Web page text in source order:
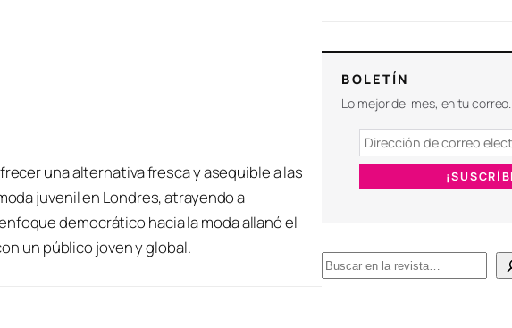
una alternativa fresca y asequible a las
juvenil en Londres, atrayendo a
democrático hacia la moda allanó el
un público joven y global.
BOLETÍN
Lo mejor del mes, en tu correo.
B